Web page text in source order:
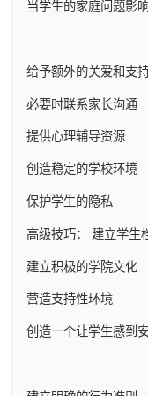
当学生的家庭问题影
给予额外的关爱和支
必要时联系家长沟通
提供心理辅导资源
创造稳定的学校环境
保护学生的隐私
高级技巧： 建立学生
建立积极的学院文化
营造支持性环境
创造一个让学生感到